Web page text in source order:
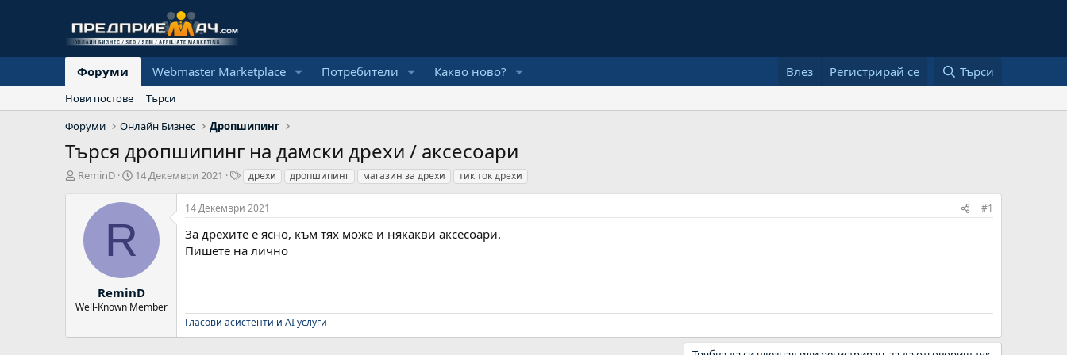
Форуми Webmaster Marketplace Потребители Какво ново? Влез Регистрирай се Търси
Нови постове
Търси
Форуми
Онлайн Бизнес Дропшипинг
Търся дропшипинг на дамски дрехи / аксесоари
А
ReminD
Н
ч
л
а
д
а
т
14 Декември 2021
Т
г
о
в
е
дрехи дропшипинг магазин за дрехи тик ток дрехи
R
ReminD
Well-Known Member
14 Декември 2021 #1
За дрехите е ясно, към тях може и някакви аксесоари.
Пишете на лично
Гласови асистенти и AI услуги